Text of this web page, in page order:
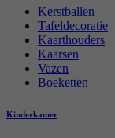
Kerstballen
Tafeldecoratie
Kaarthouders
Kaarsen
Vazen
Boeketten
Kinderkamer